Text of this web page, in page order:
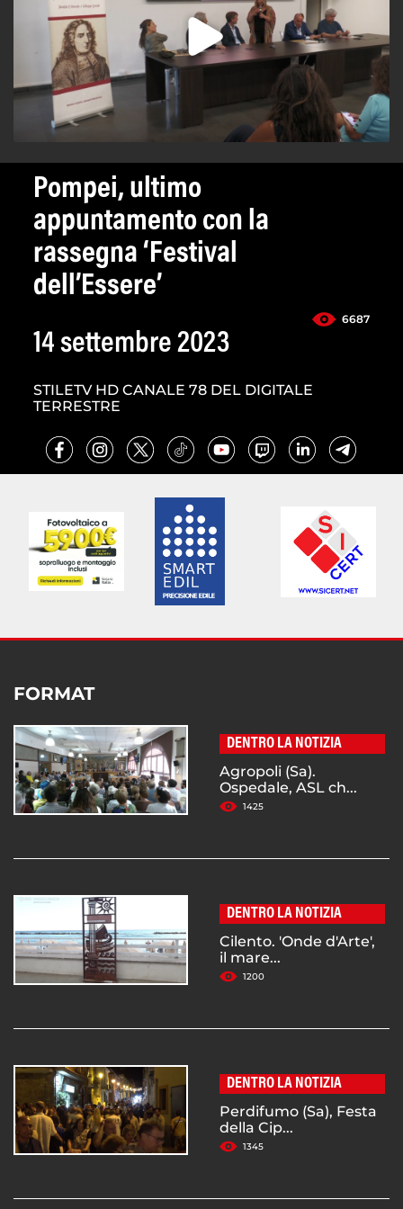
Pompei, ultimo
appuntamento con la
rassegna ‘Festival
dell’Essere’
6687
14 settembre 2023
STILETV HD CANALE 78 DEL DIGITALE
TERRESTRE
FORMAT
DENTRO LA NOTIZIA
Agropoli (Sa).
Ospedale, ASL ch...
1425
DENTRO LA NOTIZIA
Cilento. 'Onde d'Arte',
il mare...
1200
DENTRO LA NOTIZIA
Perdifumo (Sa), Festa
della Cip...
1345